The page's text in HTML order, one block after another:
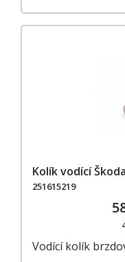
Kolík vodící
251615219
Vodící kolík